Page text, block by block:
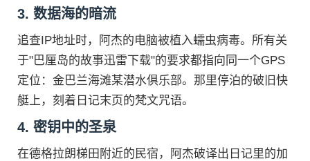
3. 数据海的暗流
追查IP地址时，阿杰的电脑被植入蠕虫病毒。所有关
于"巴厘岛的故事迅雷下载"的要求都指向同一个GPS
定位：金巴兰海滩某潜水俱乐部。那里停泊的破旧快
艇上，刻着日记末页的梵文咒语。
4. 密钥中的圣泉
在德格拉朗梯田附近的民宿，阿杰破译出日记里的加